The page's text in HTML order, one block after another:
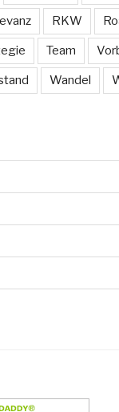
RKW
Team
Wandel